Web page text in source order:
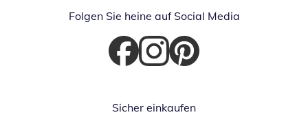
Folgen Sie heine auf Social Media
Öffnet in neuem Fenster
Öffnet in neuem Fenster
Öffnet in neuem Fenster
Sicher einkaufen